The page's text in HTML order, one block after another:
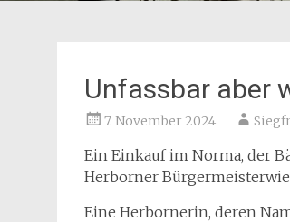
Unfassbar aber
7. November 2024
Ein Einkauf im Norma, der
Herborner
Eine Herbornerin, deren